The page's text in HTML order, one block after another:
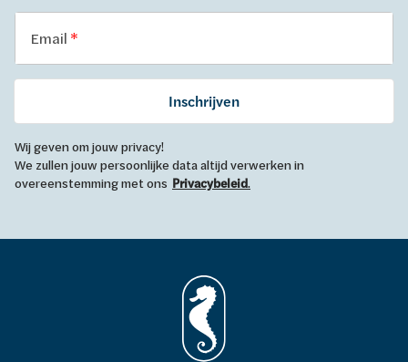
Email
Inschrijven
Wij geven om jouw privacy!
We zullen jouw persoonlijke data altijd verwerken in
overeenstemming met ons Privacybeleid.